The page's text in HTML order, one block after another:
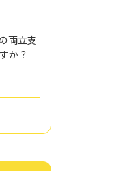
両立支
か？｜